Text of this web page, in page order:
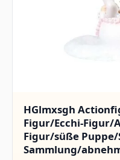
HGlmxsgh
Figur/Ecchi-Figur/
Figur/süße
Sammlung/